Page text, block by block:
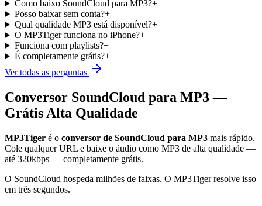
Como baixo SoundCloud para MP3?+
Posso baixar sem conta?+
Qual qualidade MP3 está disponível?+
O MP3Tiger funciona no iPhone?+
Funciona com playlists?+
É completamente grátis?+
Ver todas as perguntas
Conversor SoundCloud para MP3 —
Grátis Alta Qualidade
MP3Tiger é o conversor de SoundCloud para MP3 mais rápido.
Cole qualquer URL e baixe o áudio como MP3 de alta qualidade —
até 320kbps — completamente grátis.
O SoundCloud hospeda milhões de faixas. O MP3Tiger resolve isso
em três segundos.